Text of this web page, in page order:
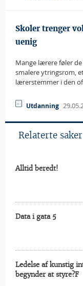
Skoler trenger
uenig
Mange lærere føler
smalere ytringsrom,
lærerstemmer i den
Utdanning
Relaterte saker
Alltid beredt!
Data i gata 5
Ledelse af kunstig
begynder at styre?F